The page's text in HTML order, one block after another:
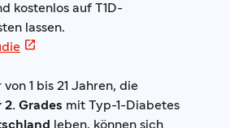
kostenlos auf T1D-
lassen.

1 bis 21 Jahren, die
2. Grades mit Typ-1-Diabetes
leben, können sich